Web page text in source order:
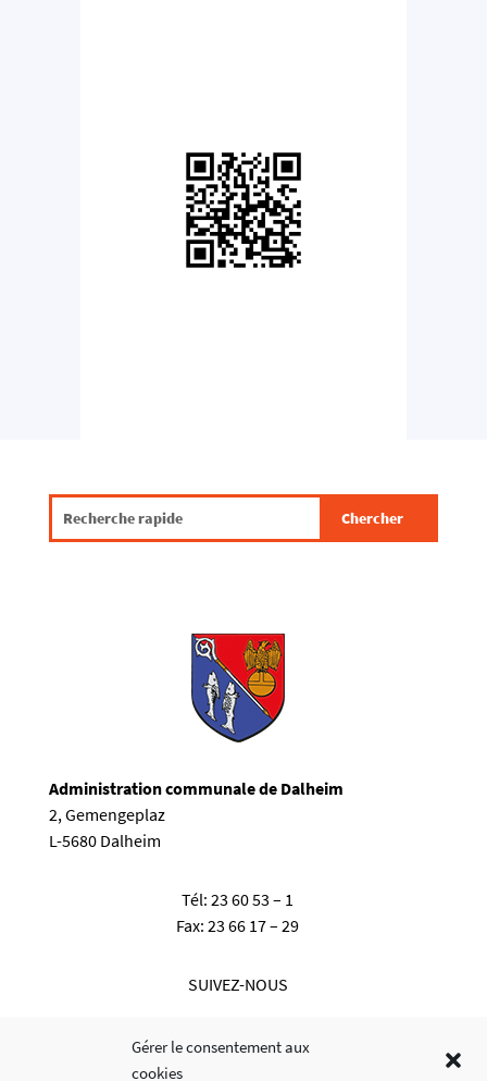
Gérer le consentement aux
cookies
Administration communale de Dalheim
2, Gemengeplaz
L-5680 Dalheim
Tél:23 60 53 – 1
Fax:23 66 17 – 29
SUIVEZ-NOUS